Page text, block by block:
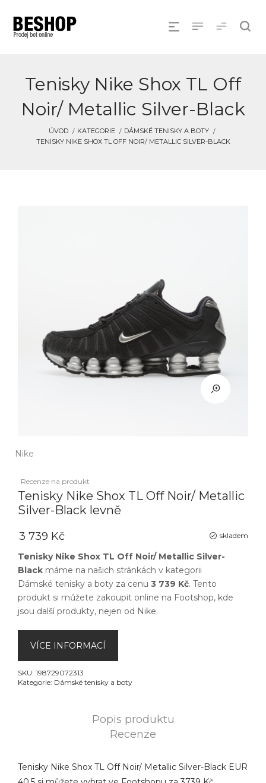
Tenisky Nike Shox TL Off
Noir/ Metallic Silver-Black
ÚVOD KATEGORIE
DÁMSKÉ TENISKY A BOTY
TENISKY NIKE SHOX TL OFF NOIR/ METALLIC SILVER-BLACK
Nike
Recenze na produkt
Tenisky Nike Shox TL Off Noir/ Metallic
Silver-Black levně
skladem
3 739 Kč
Tenisky Nike Shox TL Off Noir/ Metallic Silver-
Black máme na našich stránkách v kategorii
Dámské tenisky a boty za cenu 3 739 Kč. Tento
produkt si můžete zakoupit online na Footshop, kde
jsou další produkty, nejen od Nike.
VÍCE INFORMACÍ
SKU: 198729072313
Kategorie: Dámské tenisky a boty
Popis produktu
Recenze
Tenisky Nike Shox TL Off Noir/ Metallic Silver-Black EUR